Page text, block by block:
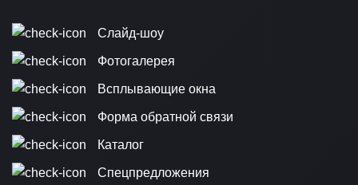
Слайд-шоу
Фотогалерея
Всплывающие окна
Форма обратной связи
Каталог
Спецпредложения